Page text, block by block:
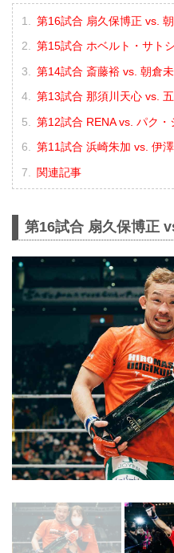
第16試合 扇久保博正 vs.
第15試合 ホベルト・サト
第14試合 斎藤裕 vs. 朝倉
第13試合 那須川天心 vs.
第12試合 RENA vs. パク・
第11試合 浜崎朱加 vs. 伊
関連記事
第16試合 扇久保博正